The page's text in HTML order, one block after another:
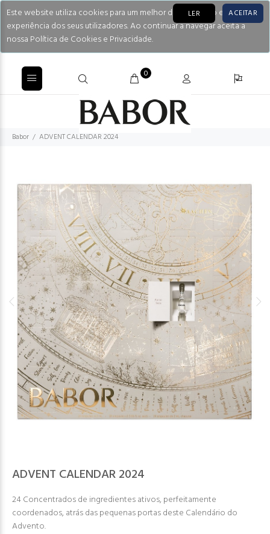
Este website utiliza cookies para um melhor desempenho e
experiência dos seus utilizadores. Ao continuar a navegar aceita a
nossa Política de Cookies e Privacidade.
LER ACEITAR
0
Babor ADVENT CALENDAR 2024
ADVENT CALENDAR 2024
24 Concentrados de ingredientes ativos, perfeitamente
coordenados, atrás das pequenas portas deste Calendário do
Advento.